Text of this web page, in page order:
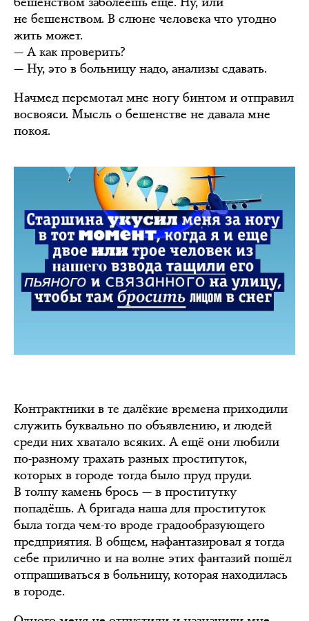
не бешенством. В слюне человека что угодно
жить может.
— А как проверить?
— Ну, это в больницу надо, анализы сдавать.
Начмед перемотал мне ногу бинтом и отправил
восвояси. Мысль о бешенстве не давала мне
покоя.
Контрактники в те далёкие времена приходили
служить буквально по объявлению, и людей
среди них хватало всяких. А ещё они любили
по-разному трахать разных проституток,
которых в городе тогда было пруд пруди.
В толпу камень брось — в проститутку
попадёшь. А бригада наша для проституток
была тогда чем-то вроде градообразующего
предприятия. В общем, нафантазировал я тогда
себе прилично и на волне этих фантазий пошёл
отпрашиваться в больницу, которая находилась
в городе.